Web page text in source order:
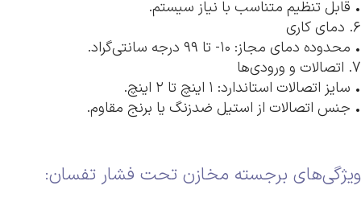
• قابل تنظیم متناسب با نیاز سیستم.
6. دمای کاری
• محدوده دمای مجاز: ۱۰- تا ۹۹ درجه سانتی‌گراد.
7. اتصالات و ورودی‌ها
• سایز اتصالات استاندارد: ۱ اینچ تا ۲ اینچ.
• جنس اتصالات از استیل ضدزنگ یا برنج مقاوم.
ویژگی‌های برجسته مخازن تحت فشار تفسان: